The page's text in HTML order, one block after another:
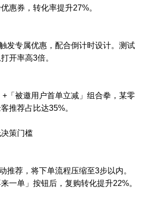
惠券，转化率提升27%。
发专属优惠，配合倒计时设计。测试
开率高3倍。
「被邀用户首单立减」组合拳，某零
推荐占比达35%。
策门槛
推荐，将下单流程压缩至3步以内。
一单」按钮后，复购转化提升22%。